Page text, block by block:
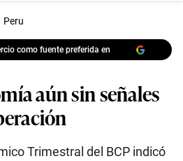
Peru
como fuente preferida en
aún sin señales
Trimestral del BCP indicó